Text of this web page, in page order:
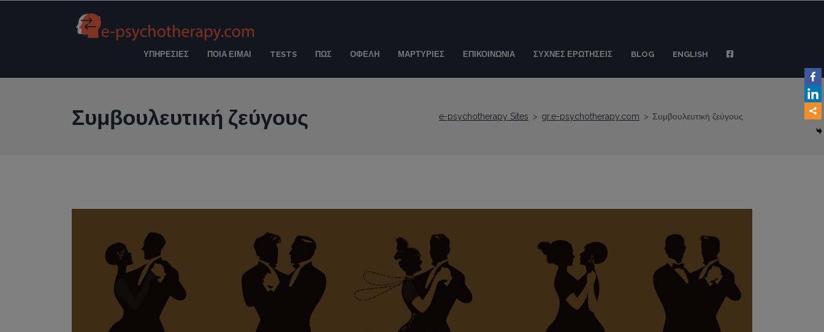
ΥΠΗΡΕΣΙΕΣ ΠΟΙΑ ΕΙΜΑΙ TESTS ΠΩΣ ΟΦΕΛΗ ΜΑΡΤΥΡΙΕΣ ΕΠΙΚΟΙΝΩΝΙΑ ΣΥΧΝΕΣ ΕΡΩΤΗΣΕΙΣ BLOG ENGLISH
Συμβουλευτική ζεύγους e-psychotherapy Sites > gr.e-psychotherapy.com > Συμβουλευτική ζεύγους